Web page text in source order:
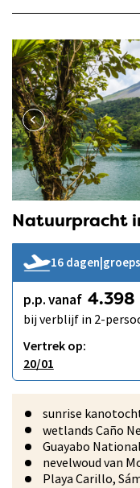
Natuurpracht
16 dagen
p.p. vanaf 4.398
bij verblijf in 2-
Vertrek op:
20/01
sunrise
wetlands Caño
Guayabo
nevelwoud van
Playa Carillo,